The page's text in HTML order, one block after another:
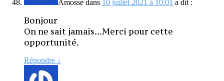
Amosse dans 10 juillet 2021 à 10:01 a dit :
Bonjour
On ne sait jamais…Merci pour cette
opportunité.
Répondre ↓